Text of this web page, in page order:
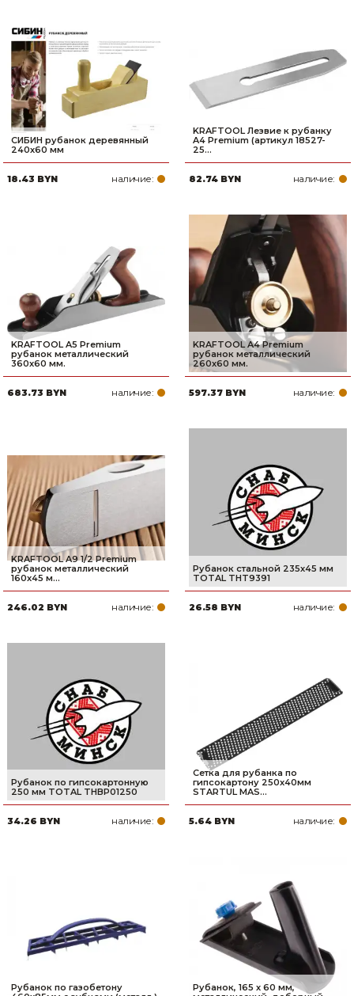
СИБИН рубанок деревянный
240х60 мм
18.43 BYN наличие:
KRAFTOOL Лезвие к рубанку
A4 Premium (артикул 18527-
25...
82.74 BYN наличие:
KRAFTOOL A5 Premium
рубанок металлический
360x60 мм.
683.73 BYN наличие:
KRAFTOOL A4 Premium
рубанок металлический
260x60 мм.
597.37 BYN наличие:
KRAFTOOL A9 1/2 Premium
рубанок металлический
160x45 м...
246.02 BYN наличие:
Рубанок стальной 235х45 мм
TOTAL THT9391
26.58 BYN наличие:
Рубанок по гипсокартонную
250 мм TOTAL THBP01250
34.26 BYN наличие:
Сетка для рубанка по
гипсокартону 250x40мм
STARTUL MAS...
5.64 BYN наличие:
Рубанок по газобетону
Рубанок, 165 х 60 мм,